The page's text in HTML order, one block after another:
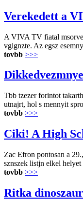
Verekedett a
A VIVA TV fiatal
vgignzte. Az egsz
tovbb >>>
Tbb tzezer forintot
utnajrt, hol s mennyit
tovbb >>>
Ciki! A High
Zac Efron pontosan a
sznszek listjn elkel
tovbb >>>
Ritka